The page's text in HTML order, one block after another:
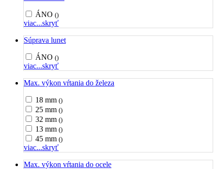
ÁNO ()
viac...skryť
Súprava lunet
ÁNO ()
viac...skryť
Max. výkon vŕtania do železa
18 mm ()
25 mm ()
32 mm ()
13 mm ()
45 mm ()
viac...skryť
Max. výkon vŕtania do ocele